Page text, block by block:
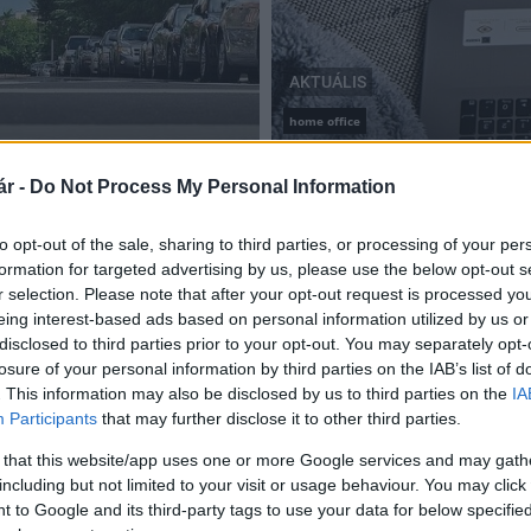
- Do Not Process My Personal Information
opt-out of the sale, sharing to third parties, or processing of your
for targeted advertising by us, please use the below opt-out
selection. Please note that after your opt-out request is processed
interest-based ads based on personal information utilized by us
to third parties prior to your opt-out. You may separately
of your personal information by third parties on the IAB’s list of
This information may also be disclosed by us to third parties on the
Participants that may further disclose it to other third parties.
that this website/app uses one or more Google services and may
but not limited to your visit or usage behaviour. You may
to Google and its third-party tags to use your data for below
értelmében
AKTUÁLIS
home office
2020.07.21
Változik a Szép-kártya szabályozása – mi
történik az idén?
2018.04.23
Április 20-án megjelent a Széchenyi-pihenőkártya
működését szabályozó új kormányrendelet, amely a
kihirdetését követő 30. napon hatályba is lép.